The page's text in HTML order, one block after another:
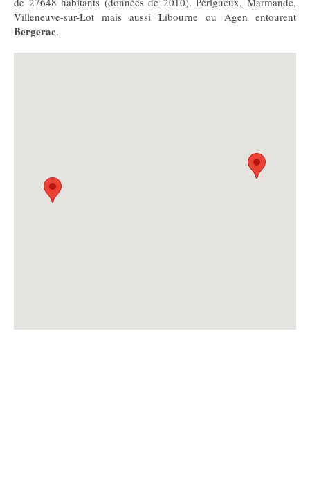
Villeneuve-sur-Lot mais aussi Libourne ou Agen entourent
Bergerac.